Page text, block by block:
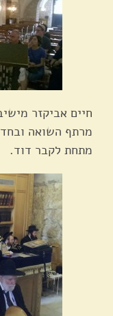
חיים אביקזר
מרתף השואה
מתחת לקבר דוד.